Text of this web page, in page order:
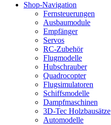
Shop-Navigation
Fernsteuerungen
Ausbaumodule
Empfänger
Servos
RC-Zubehör
Flugmodelle
Hubschrauber
Quadrocopter
Flugsimulatoren
Schiffsmodelle
Dampfmaschinen
3D-Tec Holzbausätze
Automodelle